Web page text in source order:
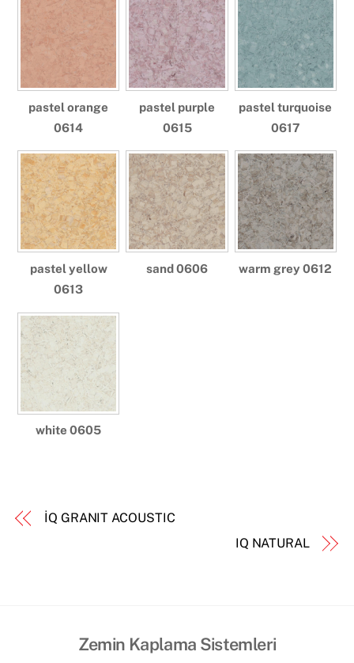
pastel orange
0614
pastel purple
0615
pastel turquoise
0617
pastel yellow
0613
sand 0606 warm grey 0612
white 0605
İQ GRANIT ACOUSTIC
IQ NATURAL
Zemin Kaplama Sistemleri